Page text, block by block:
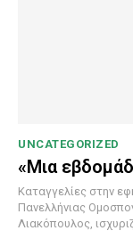
UNCATEGORIZED
«Μια
Καταγγελίες στην
Πανελλήνιας
Λιακόπουλος,